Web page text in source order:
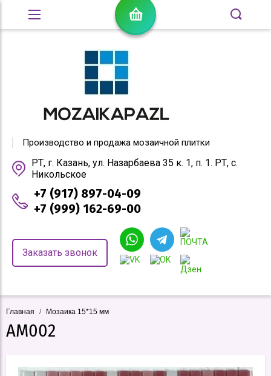
Производство и продажа мозаичной плитки
РТ, г. Казань, ул. Назарбаева 35 к. 1, п. 1. РТ, с.
Никольское
+7 (917) 897-04-09
+7 (999) 162-69-00
Заказать звонок
Главная / Мозаика 15*15 мм
АМ002